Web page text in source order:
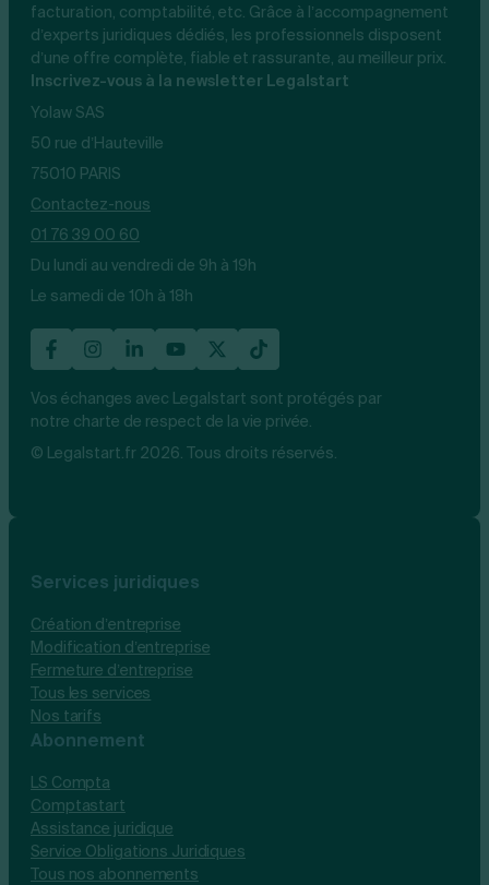
facturation, comptabilité, etc. Grâce à l’accompagnement
d’experts juridiques dédiés, les professionnels disposent
d’une offre complète, fiable et rassurante, au meilleur prix.
Inscrivez-vous à la newsletter Legalstart
Yolaw SAS
50 rue d’Hauteville
75010 PARIS
Contactez-nous
01 76 39 00 60
Du lundi au vendredi de 9h à 19h
Le samedi de 10h à 18h
Vos échanges avec Legalstart sont protégés par
notre charte de respect de la vie privée.
© Legalstart.fr 2026. Tous droits réservés.
Services juridiques
Création d’entreprise
Modification d’entreprise
Fermeture d’entreprise
Tous les services
Nos tarifs
Abonnement
LS Compta
Comptastart
Assistance juridique
Service Obligations Juridiques
Tous nos abonnements